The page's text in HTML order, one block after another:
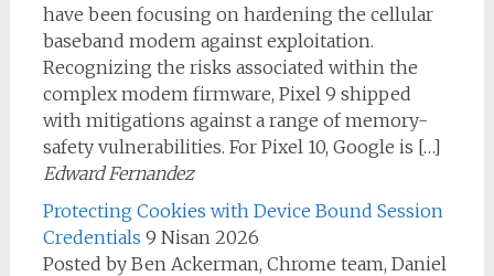
have been focusing on hardening the cellular
baseband modem against exploitation.
Recognizing the risks associated within the
complex modem firmware, Pixel 9 shipped
with mitigations against a range of memory-
safety vulnerabilities. For Pixel 10, Google is […]
Edward Fernandez
Protecting Cookies with Device Bound Session
Credentials 9 Nisan 2026
Posted by Ben Ackerman, Chrome team, Daniel